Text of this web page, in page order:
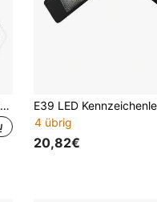
LED Rückleuchten verkabelt Anhänger Anhängerbeleuchtung Anhängerleuchte, Led Light Strip Tail Brake Stop Turn Signal LED License Plate Flexible LED Light
4 übrig
20,82€